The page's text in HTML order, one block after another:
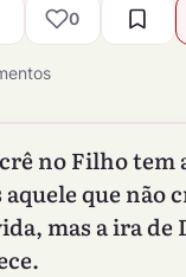
0
no Filho tem
que não
mas a ira de